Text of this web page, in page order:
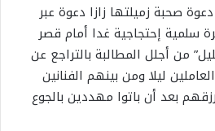
صحبة زميلتها زازا دعوة عبر
سلمية إحتجاجية غدا أمام قصر
من أجلل المطالبة بالتراجع عن
ليلا ومن بينهم الفنانين
بعد أن باتوا مهددين بالجوع